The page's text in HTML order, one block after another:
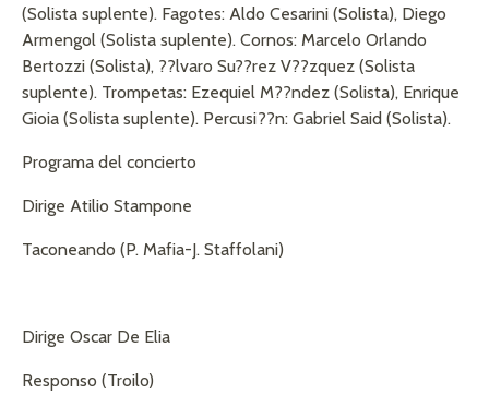
(Solista suplente). Fagotes: Aldo Cesarini (Solista), Diego
Armengol (Solista suplente). Cornos: Marcelo Orlando
Bertozzi (Solista), ??lvaro Su??rez V??zquez (Solista
suplente). Trompetas: Ezequiel M??ndez (Solista), Enrique
Gioia (Solista suplente). Percusi??n: Gabriel Said (Solista).
Programa del concierto
Dirige Atilio Stampone
Taconeando (P. Mafia-J. Staffolani)
Dirige Oscar De Elia
Responso (Troilo)